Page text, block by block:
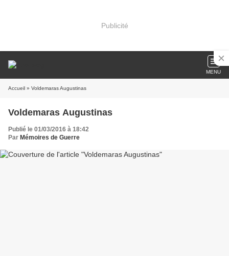
Publicité
MENU
Accueil » Voldemaras Augustinas
Voldemaras Augustinas
Publié le 01/03/2016 à 18:42
Par Mémoires de Guerre